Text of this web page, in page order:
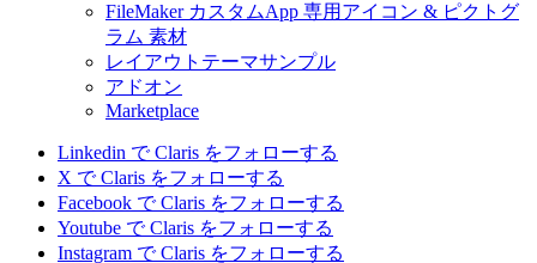
FileMaker カスタムApp 専用アイコン & ピクトグ
ラム 素材
レイアウトテーマサンプル
アドオン
Marketplace
Linkedin で Claris をフォローする
X で Claris をフォローする
Facebook で Claris をフォローする
Youtube で Claris をフォローする
Instagram で Claris をフォローする